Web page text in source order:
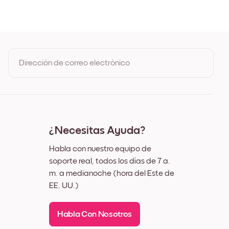
Dirección de correo electrónico
¿Necesitas Ayuda?
Habla con nuestro equipo de
soporte real, todos los días de 7 a.
m. a medianoche (hora del Este de
EE. UU.)
Habla Con Nosotros